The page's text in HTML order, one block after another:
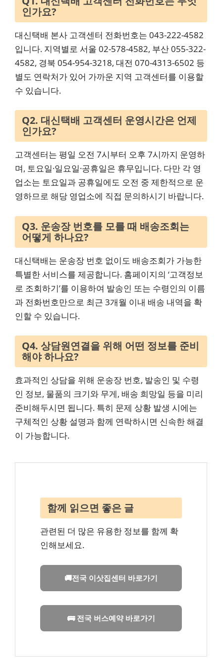
인가요?
대신택배 본사 고객센터 전화번호는 043-222-4582
입니다. 지역별로 서울 02-578-4582, 부산 055-322-
4582, 경북 054-954-3218, 대전 070-4313-6502 등
별도 연락처가 있어 가까운 지역 고객센터를 이용할
수 있습니다.
Q2. 대신택배 고객센터 운영시간은 언제
인가요?
고객센터는 평일 오전 7시부터 오후 7시까지 운영하
며, 토요일·일요일·공휴일은 휴무입니다. 다만 각 영
업소는 토요일과 공휴일에도 오전 중 제한적으로 운
영하므로 해당 영업소에 직접 문의하시기 바랍니다.
Q3. 운송장 번호를 모를 때 배송조회는
어떻게 하나요?
대신택배는 운송장 번호 없이도 배송조회가 가능한
특별한 서비스를 제공합니다. 홈페이지의 ‘고객정보
로 조회하기’를 이용하여 발송인 또는 수령인의 이름
과 전화번호만으로 최근 3개월 이내 배송 내역을 확
인할 수 있습니다.
Q4. 상담원연결을 위해 어떤 정보를 준비
해야 하나요?
효과적인 상담을 위해 운송장 번호, 발송인 및 수령
인 정보, 물품의 크기와 무게, 배송 희망일 등을 미리
준비해두시면 됩니다. 특히 문제 상황 발생 시에는
구체적인 상황 설명과 함께 연락하시면 신속한 해결
이 가능합니다.
함께 읽으면 좋은 글
관련된 더 많은 유용한 정보를 함께 확
인해보세요.
🚚전국 이삿집센터 바로가기
🚌 전국 버스예약 바로가기